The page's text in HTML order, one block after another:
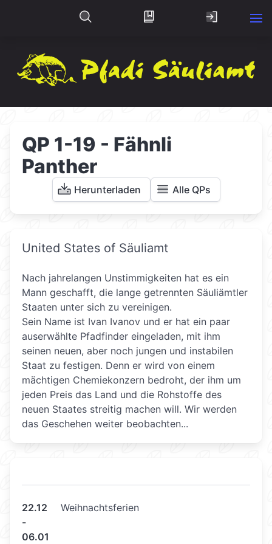
QP 1-19 - Fähnli
Panther
Herunterladen Alle QPs
United States of Säuliamt
Nach jahrelangen Unstimmigkeiten hat es ein
Mann geschafft, die lange getrennten Säuliämtler
Staaten unter sich zu vereinigen.
Sein Name ist Ivan Ivanov und er hat ein paar
auserwählte Pfadfinder eingeladen, mit ihm
seinen neuen, aber noch jungen und instabilen
Staat zu festigen. Denn er wird von einem
mächtigen Chemiekonzern bedroht, der ihm um
jeden Preis das Land und die Rohstoffe des
neuen Staates streitig machen will. Wir werden
das Geschehen weiter beobachten...
22.12
-
06.01
Weihnachtsferien